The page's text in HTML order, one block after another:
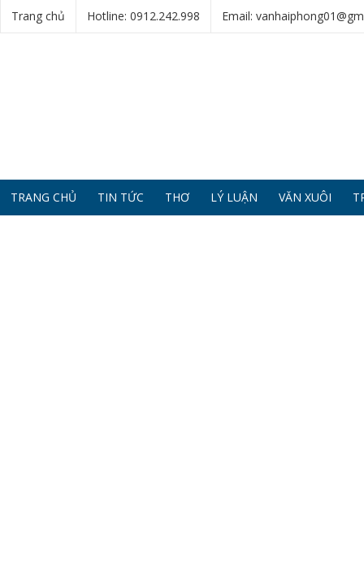
Trang chủ Hotline: 0912.242.998 Email:
TRANG CHỦ TIN TỨC THƠ LÝ LUẬN VĂN XUÔI